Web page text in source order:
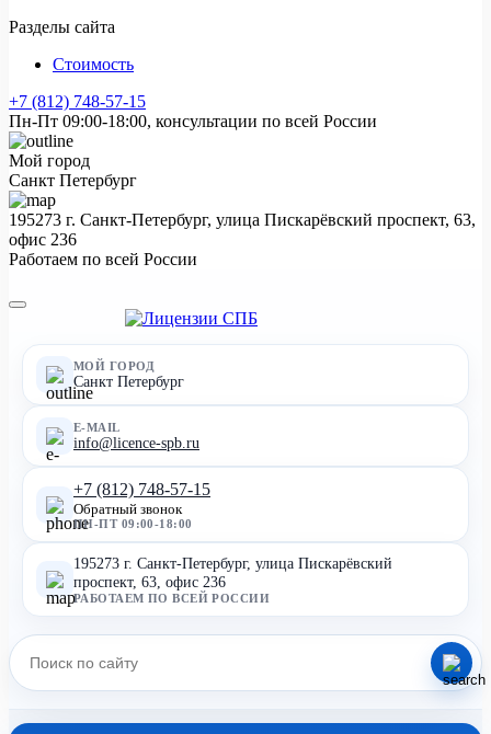
Разделы сайта
Стоимость
+7 (812) 748-57-15
Пн-Пт 09:00-18:00, консультации по всей России
Мой город
Санкт Петербург
195273 г. Санкт-Петербург, улица Пискарёвский проспект, 63,
офис 236
Работаем по всей России
МОЙ ГОРОД
Санкт Петербург
E-MAIL
info@licence-spb.ru
+7 (812) 748-57-15
Обратный звонок
ПН-ПТ 09:00-18:00
195273 г. Санкт-Петербург, улица Пискарёвский
проспект, 63, офис 236
РАБОТАЕМ ПО ВСЕЙ РОССИИ